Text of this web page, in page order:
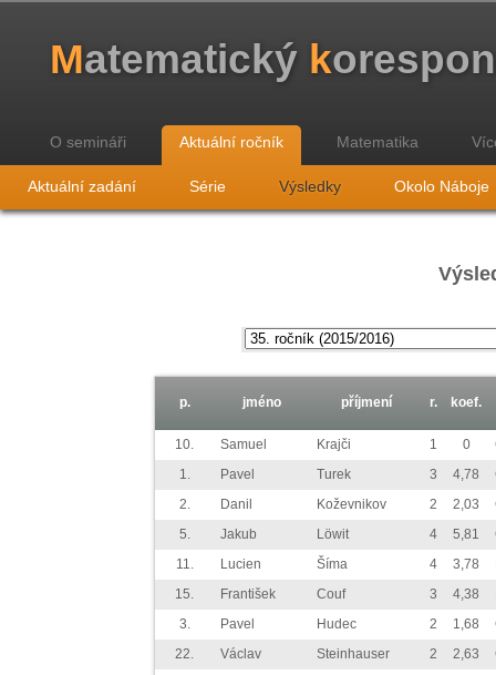
Matematický k
O semináři Aktuální ročník Matematika
Aktuální zadání Série Výsledky Okolo Náboje
p. jméno příjmení r. koef.
10. Samuel Krajči 1 0
1.
Pavel Turek 3 4,78
2.
Danil Koževnikov 2 2,03
5.
Jakub Löwit 4 5,81
11.
Lucien Šíma 4 3,78
15.
František Couf 3 4,38
3.
Pavel Hudec 2 1,68
22.
Václav Steinhauser 2 2,63